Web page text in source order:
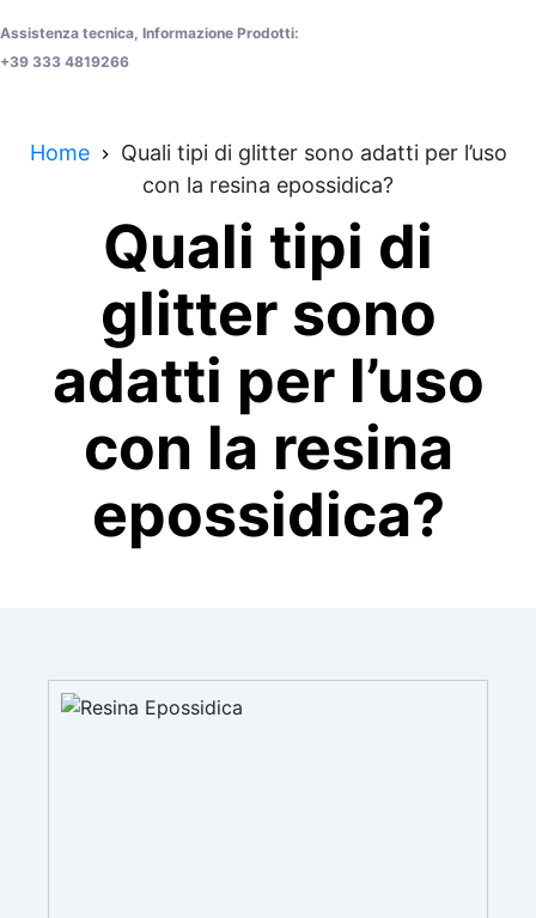
Assistenza tecnica, Informazione Prodotti:
+39 333 4819266
Home
Quali tipi di glitter sono adatti per l’uso
con la resina epossidica?
Quali tipi di
glitter sono
adatti per l’uso
con la resina
epossidica?